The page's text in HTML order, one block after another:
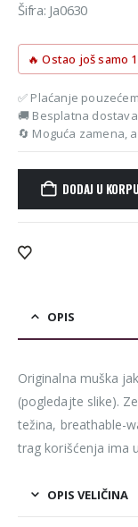
Šifra: Ja0630
🔥 Ostao još samo
✅ Plaćanje
🚚 Besplatna
🔄 Moguća zamena,
DODAJ U KORPU
Alternative:
OPIS
Originalna muška
(pogledajte slike).
težina, breathable-
trag korišćenja ima
OPIS VELIČINA